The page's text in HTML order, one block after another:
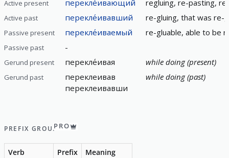
Active present перекле́ивающий regluing, re-pasting,
Active past перекле́ивавший re-gluing, that was re-
Passive present перекле́иваемый re-gluable, able to be
Passive past -
Gerund present перекле́ивая while doing (present)
Gerund past
переклеивав
переклеивавши
while doing (past)
PREFIX GROUPPRO
Verb Prefix
Meaning